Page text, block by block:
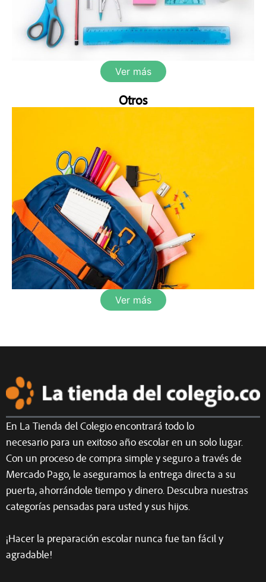
Ver más
Otros
Ver más
En La Tienda del Colegio encontrará todo lo
necesario para un exitoso año escolar en un solo lugar.
Con un proceso de compra simple y seguro a través de
Mercado Pago, le aseguramos la entrega directa a su
puerta, ahorrándole tiempo y dinero. Descubra nuestras
categorías pensadas para usted y sus hijos.
¡Hacer la preparación escolar nunca fue tan fácil y
agradable!